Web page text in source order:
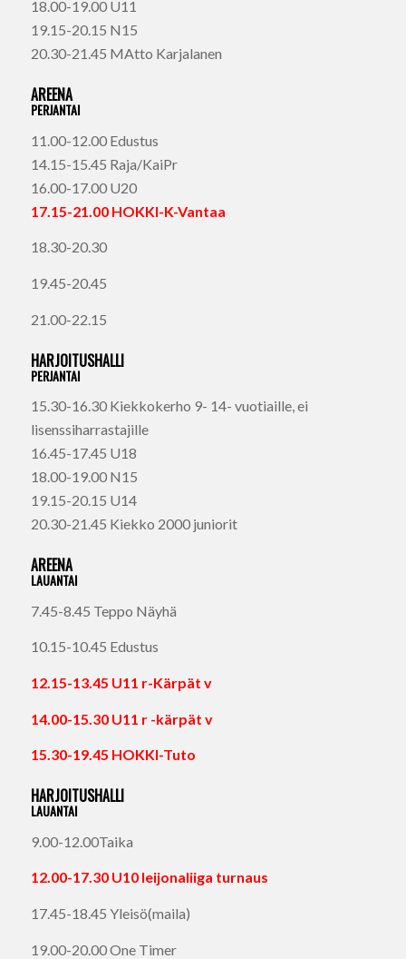
18.00-19.00 U11
19.15-20.15 N15
20.30-21.45 MAtto Karjalanen
AREENA
PERJANTAI
11.00-12.00 Edustus
14.15-15.45 Raja/KaiPr
16.00-17.00 U20
17.15-21.00 HOKKI-K-Vantaa
18.30-20.30
19.45-20.45
21.00-22.15
HARJOITUSHALLI
PERJANTAI
15.30-16.30 Kiekkokerho 9- 14- vuotiaille, ei
lisenssiharrastajille
16.45-17.45 U18
18.00-19.00 N15
19.15-20.15 U14
20.30-21.45 Kiekko 2000 juniorit
AREENA
LAUANTAI
7.45-8.45 Teppo Näyhä
10.15-10.45 Edustus
12.15-13.45 U11 r-Kärpät v
14.00-15.30 U11 r -kärpät v
15.30-19.45 HOKKI-Tuto
HARJOITUSHALLI
LAUANTAI
9.00-12.00Taika
12.00-17.30 U10 leijonaliiga turnaus
17.45-18.45 Yleisö(maila)
19.00-20.00 One Timer